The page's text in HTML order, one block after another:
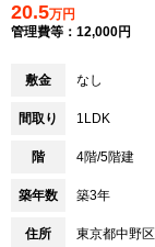
20.5万円
管理費等：12,000円
敷金 なし
間取り 1LDK
階 4階/5階建
築年数 築3年
住所 東京都中野